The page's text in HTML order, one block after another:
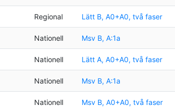
Regional Lätt B, A0+A0, två faser
Nationell Msv B, A:1a
Nationell Lätt A, A0+A0, två faser
Nationell Msv B, A:1a
Nationell Msv B, A0+A0, två faser